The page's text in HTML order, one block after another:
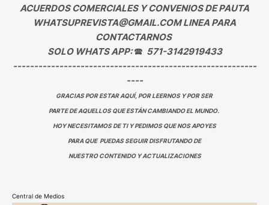
ACUERDOS COMERCIALES Y CONVENIOS DE PAUTA
WHATSUPREVISTA@GMAIL.COM LINEA PARA
CONTACTARNOS
SOLO WHATS APP:🕿 571-3142919433
----------------------------------------------------------
----
GRACIAS POR ESTAR AQUÍ, POR LEERNOS Y POR SER
PARTE DE AQUELLOS QUE ESTÁN CAMBIANDO EL MUNDO.
HOY NECESITAMOS DE TI Y PEDIMOS QUE NOS APOYES
PARA QUE PUEDAS SEGUIR DISFRUTANDO DE
NUESTRO CONTENIDO Y ACTUALIZACIONES
Central de Medios